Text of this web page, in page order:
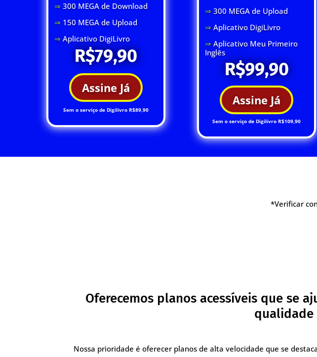
⇒ 300 MEGA de Download
⇒ 150 MEGA de Upload
⇒Aplicativo DigiLivro
R$79,90
Assine Já
Sem o serviço de Digilivro R$89,90
⇒ 300 MEGA de Upload
⇒ Aplicativo DigiLivro
⇒ Aplicativo Meu Primeiro
Inglês
R$99,90
Assine Já
Sem o serviço de Digilivro R$109,90
*Verificar
Oferecemos planos acessíveis que se
qualidade
Nossa prioridade é oferecer planos de alta velocidade que se